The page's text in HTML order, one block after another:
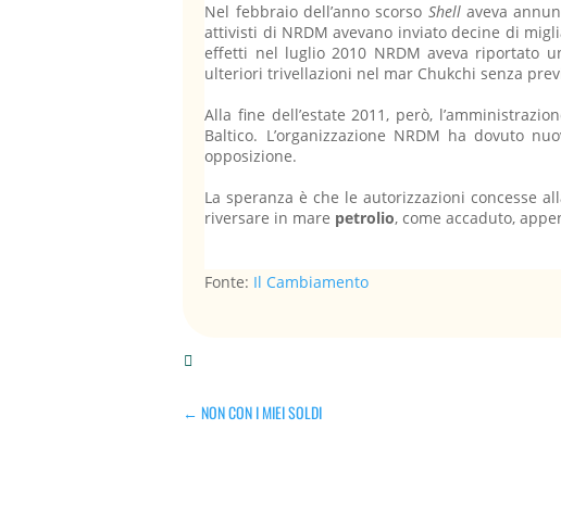
Nel febbraio dell’anno scorso Shellaveva
attivisti di NRDM avevano inviato decine di
effetti nel luglio 2010 NRDM aveva riportato
ulteriori trivellazioni nel mar Chukchi senza
Alla fine dell’estate 2011, però,
Baltico. L’organizzazione NRDM ha dovuto
opposizione.
La speranza è che le autorizzazioni concesse
riversare in mare petrolio, come accaduto,
Fonte: Il Cambiamento

←NON CON I MIEI SOLDI